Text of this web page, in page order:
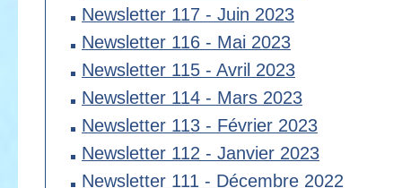
Newsletter 117 - Juin 2023
Newsletter 116 - Mai 2023
Newsletter 115 - Avril 2023
Newsletter 114 - Mars 2023
Newsletter 113 - Février 2023
Newsletter 112 - Janvier 2023
Newsletter 111 - Décembre 2022